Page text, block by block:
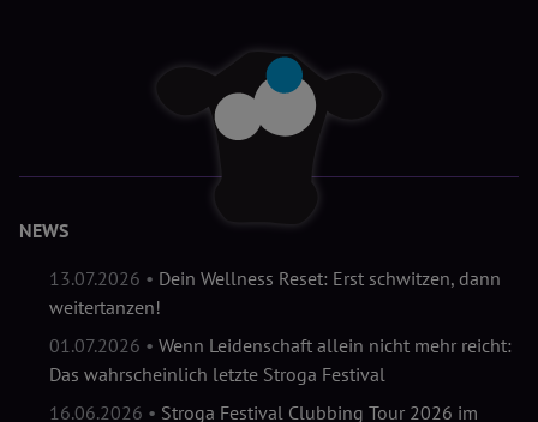
NEWS
13.07.2026 • Dein Wellness Reset: Erst schwitzen, dann
weitertanzen!
01.07.2026 • Wenn Leidenschaft allein nicht mehr reicht:
Das wahrscheinlich letzte Stroga Festival
16.06.2026 • Stroga Festival Clubbing Tour 2026 im